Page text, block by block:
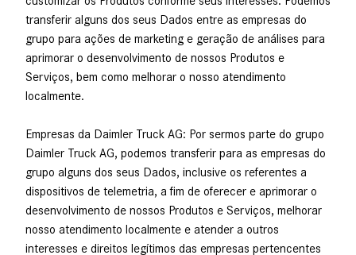
transferir alguns dos seus Dados entre as empresas do
grupo para ações de marketing e geração de análises para
aprimorar o desenvolvimento de nossos Produtos e
Serviços, bem como melhorar o nosso atendimento
localmente.
Empresas da Daimler Truck AG: Por sermos parte do grupo
Daimler Truck AG, podemos transferir para as empresas do
grupo alguns dos seus Dados, inclusive os referentes a
dispositivos de telemetria, a fim de oferecer e aprimorar o
desenvolvimento de nossos Produtos e Serviços, melhorar
nosso atendimento localmente e atender a outros
interesses e direitos legítimos das empresas pertencentes